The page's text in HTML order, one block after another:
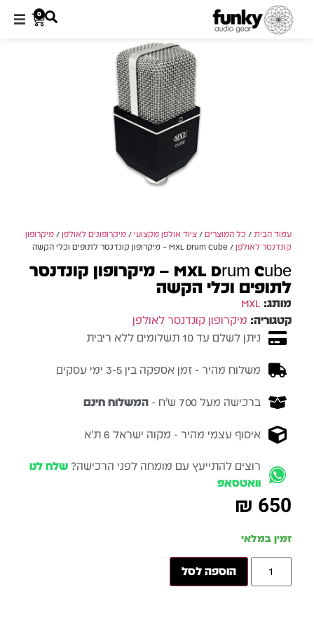
0
עמוד הבית / כל המוצרים /ציוד אולפן מקצועי /מיקרופונים לאולפן /מיקרופון
קונדנסר לאולפן / MXL Drum Cube – מיקרופון קונדנסר לתופים וכלי הקשה
MXL Drum Cube – מיקרופון קונדנסר
לתופים וכלי הקשה
מותג: MXL
קטגוריה: מיקרופון קונדנסר לאולפן
ניתן לשלם עד 10 תשלומים ללא ריבית
משלוח מהיר - זמן אספקה בין 3-5 ימי עסקים
ברכישה מעל 700 ש״ח - המשלוח חינם
איסוף עצמי מהיר - מקוה ישראל 6 ת״א
רוצים להתייעץ עם מומחה לפני הרכישה? שלח לנו
וואטסאפ
₪ 650
זמין במלאי
הוספה לסל